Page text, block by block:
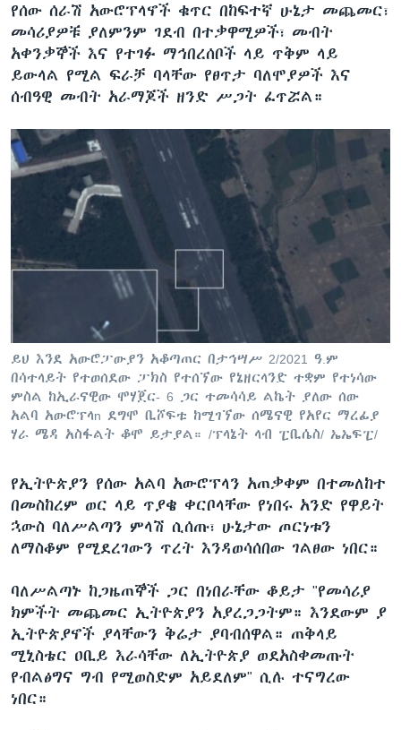
የሰው ሰራሽ አውሮፕላኖች ቁጥር በከፍተኛ ሁኔታ መጨመር፣
መሳሪያዎቹ ያለምንም ገደብ በተቃዋሚዎች፣ መብት
አቀንቃኞች እና የተገፉ ማኅበረሰቦች ላይ ጥቅም ላይ
ይውላል የሚል ፍራቻ ባላቸው የፀጥታ ባለሞያዎች እና
ሰብዓዊ መብት አራማጆች ዘንድ ሥጋት ፈጥሯል።
ይህ እንደ አውሮፓውያን አቆጣጠር በታኅሣሥ 2/2021 ዓ.ም
በሳተላይት የተወሰደው ፓክስ የተሰኘው የኔዘርላንድ ተቋም የተነሳው
ምስል ከኢራናዊው ሞሃጀር- 6 ጋር ተመሳሳይ ልኬት ያለው ሰው
አልባ አውሮፕላn ደግሞ ቢሾፍቱ ከሚገኘው ሰሜናዊ የአየር ማረፊያ
ሃራ ሜዳ አስፋልት ቆሞ ይታያል። /ፕላኔት ላብ ፒቢሴስ/ ኤኤፍፒ/
የኢትዮጵያን የሰው አልባ አውሮፕላን አጠቃቀም በተመለከተ
በመስከረም ወር ላይ ጥያቄ ቀርቦላቸው የነበሩ አንድ የዋይት
ኋውስ ባለሥልጣን ምላሽ ሲሰጡ፣ ሁኔታው ጦርነቱን
ለማስቆም የሚደረገውን ጥረት እንዳወሳሰበው ገልፀው ነበር።
ባለሥልጣኑ ከጋዜጠኞች ጋር በነበራቸው ቆይታ "የመሳሪያ
ክምችት መጨመር ኢትዮጵያን አያረጋጋትም። እንደውም ያ
ኢትዮጵያኖች ያላቸውን ቅሬታ ያባብሰዋል። ጠቅላይ
ሚኒስቴር ዐቢይ እራሳቸው ለኢትዮጵያ ወደአስቀመጡት
የብልፅግና ግብ የሚወስድም አይደለም" ሲሉ ተናግረው
ነበር።